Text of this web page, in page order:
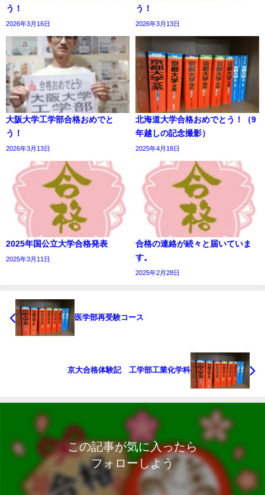
う！
2026年3月16日
う！
2026年3月13日
大阪大学工学部合格おめでと
う！
2026年3月13日
北海道大学合格おめでとう！（9
年越しの記念撮影）
2025年4月18日
2025年国公立大学合格発表
2025年3月11日
合格の連絡が続々と届いていま
す。
2025年2月28日
医学部再受験コース
京大合格体験記 工学部工業化学科
この記事が気に入ったら
フォローしよう